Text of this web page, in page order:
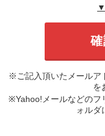
※ご記入頂いたメールア
を
※Yahoo!メールなどのフ
ォルダ